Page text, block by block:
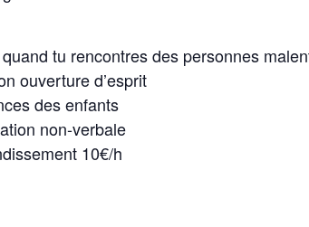
tu rencontres des personnes
ouverture d’esprit
des enfants
non-verbale
10€/h